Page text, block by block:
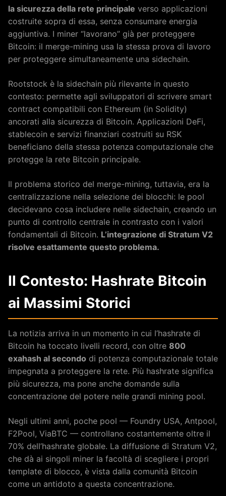
la sicurezza della rete principale verso applicazioni
costruite sopra di essa, senza consumare energia
aggiuntiva. I miner “lavorano” già per proteggere
Bitcoin: il merge-mining usa la stessa prova di lavoro
per proteggere simultaneamente una sidechain.
Rootstock è la sidechain più rilevante in questo
contesto: permette agli sviluppatori di scrivere smart
contract compatibili con Ethereum (in Solidity)
ancorati alla sicurezza di Bitcoin. Applicazioni DeFi,
stablecoin e servizi finanziari costruiti su RSK
beneficiano della stessa potenza computazionale che
protegge la rete Bitcoin principale.
Il problema storico del merge-mining, tuttavia, era la
centralizzazione nella selezione dei blocchi: le pool
decidevano cosa includere nelle sidechain, creando un
punto di controllo centrale in contrasto con i valori
fondamentali di Bitcoin. L’integrazione di Stratum V2
risolve esattamente questo problema.
Il Contesto: Hashrate Bitcoin
ai Massimi Storici
La notizia arriva in un momento in cui l’hashrate di
Bitcoin ha toccato livelli record, con oltre 800
exahash al secondo di potenza computazionale totale
impegnata a proteggere la rete. Più hashrate significa
più sicurezza, ma pone anche domande sulla
concentrazione del potere nelle grandi mining pool.
Negli ultimi anni, poche pool — Foundry USA, Antpool,
F2Pool, ViaBTC — controllano costantemente oltre il
70% dell’hashrate globale. La diffusione di Stratum V2,
che dà ai singoli miner la facoltà di scegliere i propri
template di blocco, è vista dalla comunità Bitcoin
come un antidoto a questa concentrazione.